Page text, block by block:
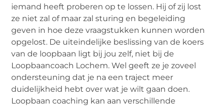
iemand heeft proberen op te lossen. Hij of zij lost
ze niet zal of maar zal sturing en begeleiding
geven in hoe deze vraagstukken kunnen worden
opgelost. De uiteindelijke beslissing van de koers
van de loopbaan ligt bij jou zelf, niet bij de
Loopbaancoach Lochem. Wel geeft ze je zoveel
ondersteuning dat je na een traject meer
duidelijkheid hebt over wat je wilt gaan doen.
Loopbaan coaching kan aan verschillende